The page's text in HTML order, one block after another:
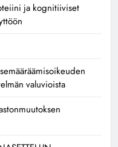
ja kognitiiviset
valuvioista